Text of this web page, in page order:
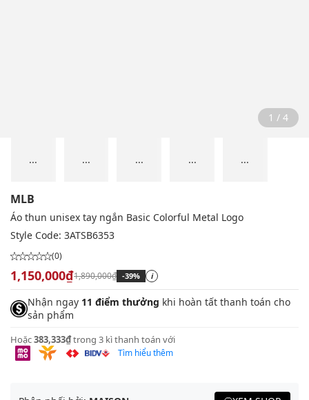
1 / 4
... ... ... ... ...
MLB
Áo thun unisex tay ngắn Basic Colorful Metal Logo
Style Code: 3ATSB6353
(0)
1,150,000₫1,890,000₫ -39% i
Nhận ngay 11 điểm thưởng khi hoàn tất thanh toán cho
sản phẩm
Hoặc383,333₫trong 3 kì thanh toán với
Tìm hiểu thêm